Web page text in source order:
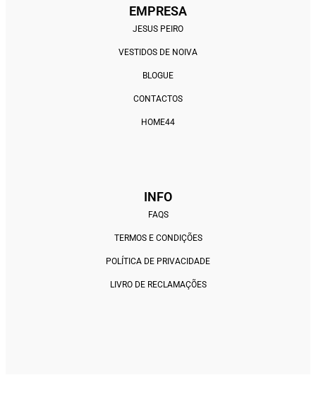
EMPRESA
JESUS PEIRO
VESTIDOS DE NOIVA
BLOGUE
CONTACTOS
HOME44
INFO
FAQS
TERMOS E CONDIÇÕES
POLÍTICA DE PRIVACIDADE
LIVRO DE RECLAMAÇÕES